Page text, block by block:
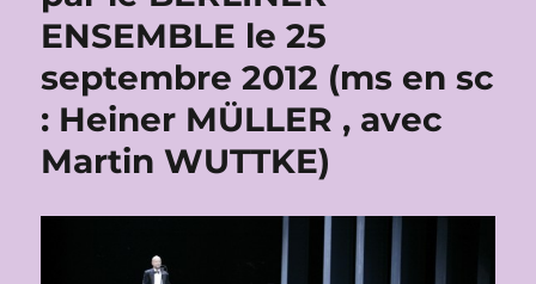
ENSEMBLE le 25
septembre 2012 (ms en sc
: Heiner MÜLLER , avec
Martin WUTTKE)